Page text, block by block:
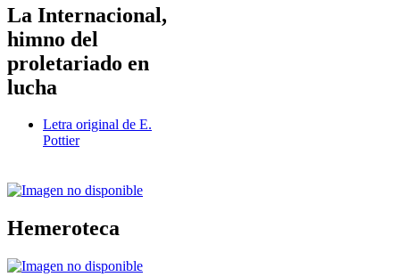
La Internacional,
himno del
proletariado en
lucha
Letra original de E.
Pottier
Hemeroteca